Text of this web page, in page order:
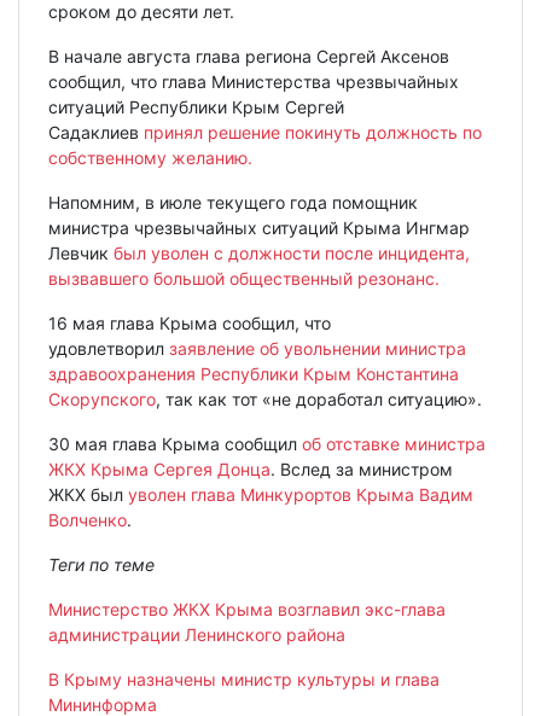
сроком до десяти лет.
В начале августа глава региона Сергей Аксенов
сообщил, что глава Министерства чрезвычайных
ситуаций Республики Крым Сергей
Садаклиев принял решение покинуть должность по
собственному желанию.
Напомним, в июле текущего года помощник
министра чрезвычайных ситуаций Крыма Ингмар
Левчик был уволен с должности после инцидента,
вызвавшего большой общественный резонанс.
16 мая глава Крыма сообщил, что
удовлетворил заявление об увольнении министра
здравоохранения Республики Крым Константина
Скорупского, так как тот «не доработал ситуацию».
30 мая глава Крыма сообщил об отставке министра
ЖКХ Крыма Сергея Донца. Вслед за министром
ЖКХ был уволен глава Минкурортов Крыма Вадим
Волченко.
Теги по теме
Министерство ЖКХ Крыма возглавил экс-глава
администрации Ленинского района
В Крыму назначены министр культуры и глава
Мининформа